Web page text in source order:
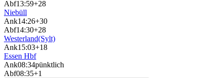
Abf13:59+28
Niebüll
Ank14:26+30
Abf14:30+28
Westerland(Sylt)
Ank15:03+18
Essen Hbf
Ank08:34pünktlich
Abf08:35+1